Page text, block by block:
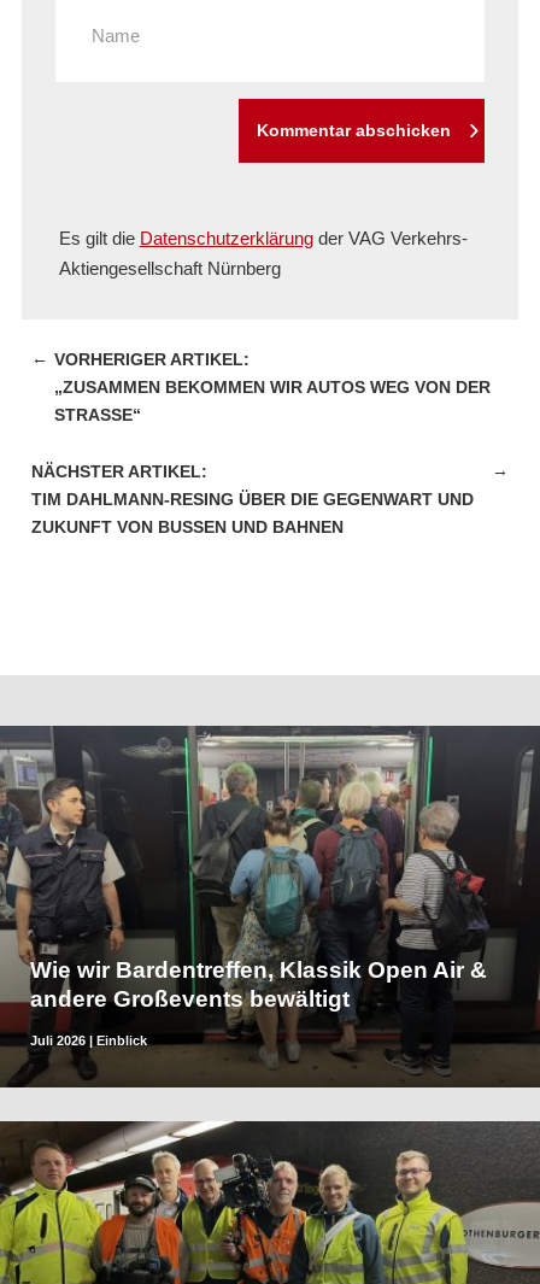
Kommentar abschicken
Es gilt die Datenschutzerklärungder VAG Verkehrs-
Aktiengesellschaft Nürnberg
←
„ZUSAMMEN BEKOMMEN WIR AUTOS WEG VON DER
STRASSE“
TIM DAHLMANN-RESING ÜBER DIE GEGENWART UND
ZUKUNFT VON BUSSEN UND BAHNEN
→
Wie wir Bardentreffen, Klassik Open Air &
andere Großevents bewältigt
Juli 2026 | Einblick